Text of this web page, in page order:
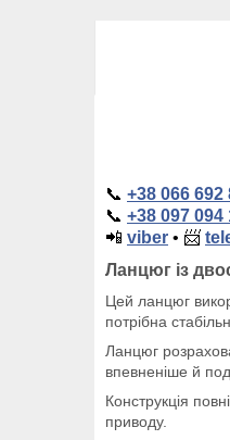
📞 +38 066 692
📞 +38 097 094
📲 viber • 📨
Ланцюг із
Цей ланцюг
потрібна
Ланцюг
впевненіше й
Конструкція
приводу.